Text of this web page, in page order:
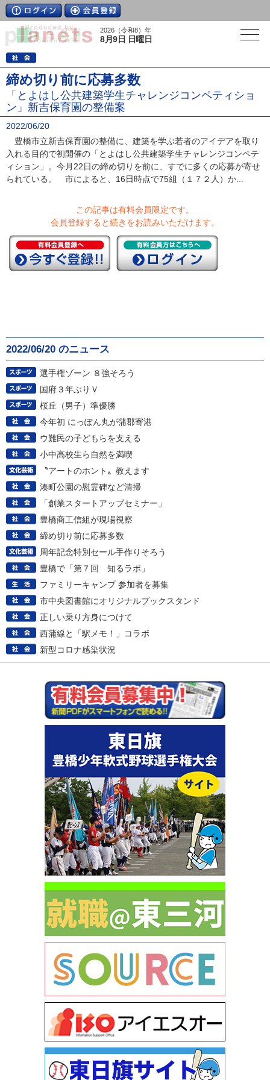
2026（令和8）年
8月9日 日曜日
締め切り前に応募多数
「とよはし公共建築学生チャレンジコンペティショ
ン」新吉保育園の整備案
2022/06/20
豊橋市立新吉保育園の整備に、建築を学ぶ若者のアイデアを取り
入れる目的で初開催の「とよはし公共建築学生チャレンジコンペテ
ィション」。今月22日の締め切りを前に、すでに多くの応募が寄せ
られている。 市によると、16日時点で75組（１７２人）か...
この記事は有料会員限定です。
会員登録すると続きをお読みいただけます。
2022/06/20 のニュース
選手権ゾーン ８強そろう
国府３年ぶりＶ
桜丘（男子）準優勝
今年初 にっぽん丸が蒲郡寄港
ウ難民の子どもらを支える
小中高校生ら自然を満喫
〝アートのホント〟教えます
湊町公園の慰霊碑など清掃
「創業スタートアップセミナー」
豊橋商工信組が現場視察
締め切り前に応募多数
周年記念特別セール手作りそろう
豊橋で「第７回 知るラボ」
ファミリーキャンプ 参加者を募集
市中央図書館にオリジナルブックスタンド
正しい乗り方身につけて
西蒲線と「駅メモ！」コラボ
新型コロナ感染状況